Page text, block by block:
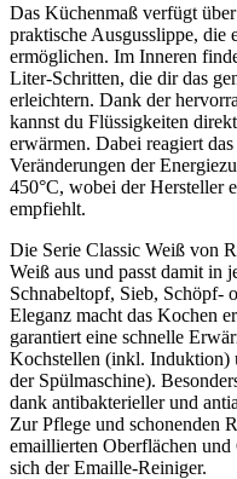
Das Küchenmaß verfügt
praktische Ausgusslippe, die
ermöglichen. Im Inneren
Liter-Schritten, die dir das
erleichtern. Dank der
kannst du Flüssigkeiten
erwärmen. Dabei reagiert
Veränderungen der
450°C, wobei der Hersteller
empfiehlt.
Die Serie Classic Weiß von
Weiß aus und passt damit in
Schnabeltopf, Sieb, Schöpf-
Eleganz macht das Kochen
garantiert eine schnelle
Kochstellen (inkl. Induktion)
der Spülmaschine).
dank antibakterieller und
Zur Pflege und schonenden
emaillierten Oberflächen
sich der Emaille-Reiniger.